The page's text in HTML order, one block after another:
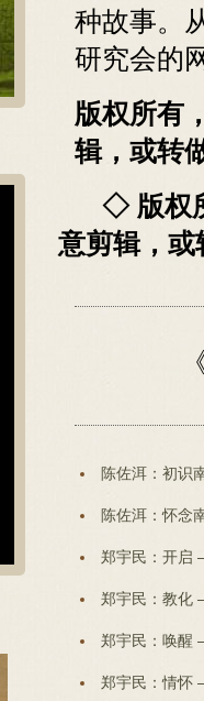
种故事。
研究会的
版权所有
辑，或转
◇ 版权
意剪辑，或
陈佐洱：初识
陈佐洱：怀念
郑宇民：开启
郑宇民：教化
郑宇民：唤醒
郑宇民：情怀